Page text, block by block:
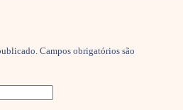
Campos obrigatórios são